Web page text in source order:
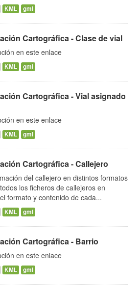
KML gml
Cartográfica - Clase de vial
en este enlace
KML gml
Cartográfica - Vial asignado
en este enlace
KML gml
Cartográfica - Callejero
del callejero en distintos formatos
los ficheros de callejeros en
formato y contenido de cada...
KML gml
Cartográfica - Barrio
en este enlace
KML gml